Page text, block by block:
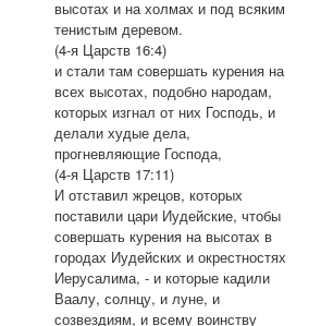
высотах и на холмах и под всяким
тенистым деревом.
(4-я Царств 16:4)
и стали там совершать курения на
всех высотах, подобно народам,
которых изгнал от них Господь, и
делали худые дела,
прогневляющие Господа,
(4-я Царств 17:11)
И отставил жрецов, которых
поставили цари Иудейские, чтобы
совершать курения на высотах в
городах Иудейских и окрестностях
Иерусалима, - и которые кадили
Ваалу, солнцу, и луне, и
созвездиям, и всему воинству